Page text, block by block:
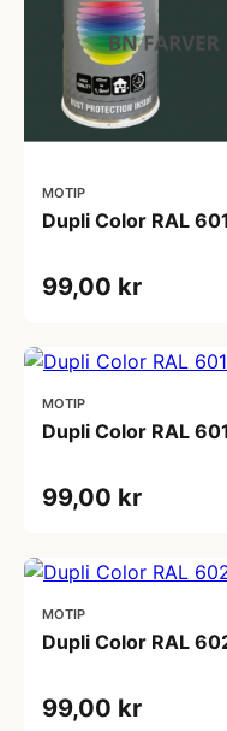
MOTIP
Dupli Color RAL
99,00 kr
MOTIP
Dupli Color RAL
99,00 kr
MOTIP
Dupli Color RAL
99,00 kr